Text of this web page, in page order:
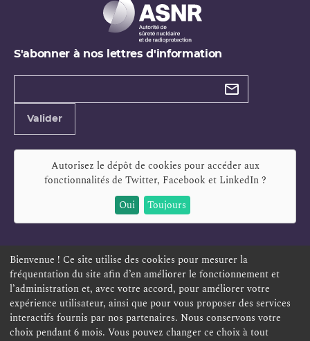
S'abonner à nos lettres d'information
Types de
Valider
Autorisez le dépôt de cookies pour accéder aux
fonctionnalités de Twitter, Facebook et LinkedIn?
Oui
Toujours
ESPACE PERSONNEL OFFRES D'EMPLOI SIGNALEMENT
TÉLÉSERVICES PLAN DU SITE
ACCESSIBILITÉ POLITIQUE DE CONFIDENTIALITÉ
MENTIONS LÉGALES CONTACT
Bienvenue ! Ce site utilise des cookies pour mesurer la
fréquentation du site afin d’en améliorer le fonctionnement et
l’administration et, avec votre accord, pour améliorer votre
expérience utilisateur, ainsi que pour vous proposer des services
interactifs fournis par nos partenaires. Nous conservons votre
choix pendant 6 mois. Vous pouvez changer ce choix à tout